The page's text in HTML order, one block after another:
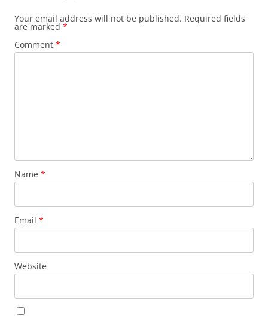
Your email address will not be published. Required fields
are marked *
Comment *
Name *
Email *
Website